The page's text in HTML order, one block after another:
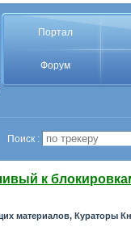
Портал
Форум
Поиск :
к
материалов, Кураторы